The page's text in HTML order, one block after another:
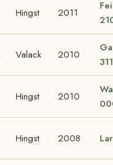
Hingst 2011
Valack 2010
Hingst 2010
Hingst 2008